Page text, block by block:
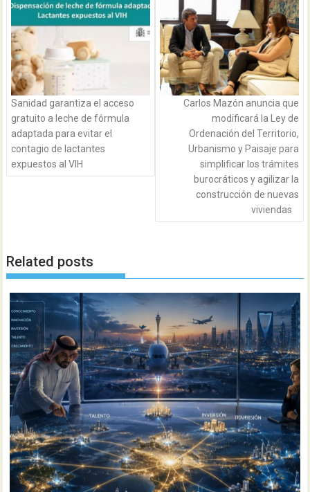
entradas
Sanidad garantiza el acceso
gratuito a leche de fórmula
adaptada para evitar el
contagio de lactantes
expuestos al VIH
Carlos Mazón anuncia que
modificará la Ley de
Ordenación del Territorio,
Urbanismo y Paisaje para
simplificar los trámites
burocráticos y agilizar la
construcción de nuevas
viviendas
Related posts